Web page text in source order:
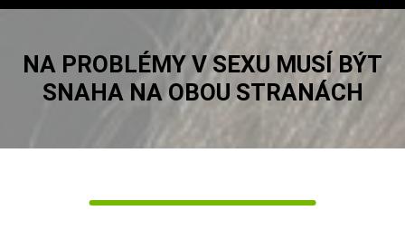
NA PROBLÉMY V SEXU MUSÍ BÝT
SNAHA NA OBOU STRANÁCH